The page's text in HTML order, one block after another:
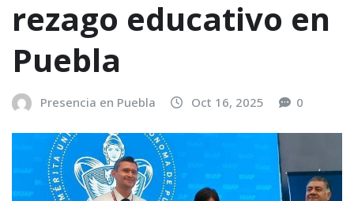
rezago educativo en
Puebla
Presencia en Puebla Oct 16, 2025 0